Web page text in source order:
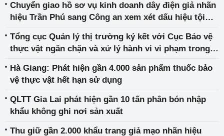
Chuyển giao hồ sơ vụ kinh doanh dây điện giả nhãn
hiệu Trần Phú sang Công an xem xét dấu hiệu tội
Tổng cục Quản lý thị trường ký kết với Cục Bảo vệ
thực vật ngăn chặn và xử lý hành vi vi phạm trong
vật
Hà Giang: Phát hiện gần 4.000 sản phẩm thuốc bảo
vệ thực vật hết hạn sử dụng
QLTT Gia Lai phát hiện gần 10 tấn phân bón nhập
khẩu không ghi nơi sản xuất
Thu giữ gần 2.000 khẩu trang giả mạo nhãn hiệu